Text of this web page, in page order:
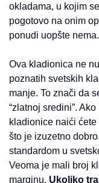
okladama, u kojim
pogotovo na onim
ponudi uopšte nema.
Ova kladionica ne
poznatih svetskih
manje. To znači da
“zlatnoj sredini”.
kladionice naići
što je izuzetno
standardom u
Veoma je mali broj
marginu. Ukoliko